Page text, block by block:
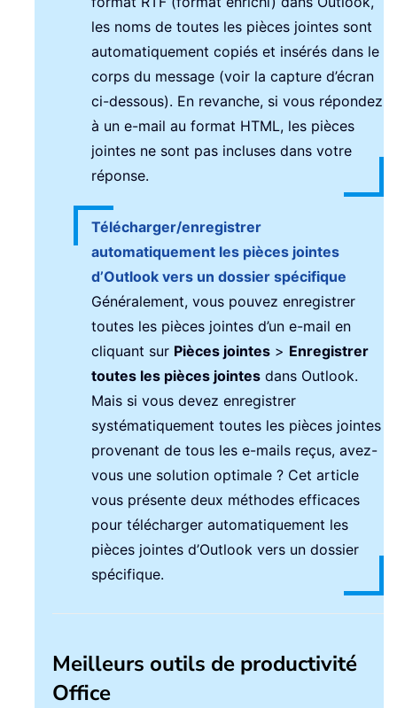
les noms de toutes les pièces jointes sont
automatiquement copiés et insérés dans le
corps du message (voir la capture d’écran
ci-dessous). En revanche, si vous répondez
à un e-mail au format HTML, les pièces
jointes ne sont pas incluses dans votre
réponse.
Télécharger/enregistrer
automatiquement les pièces jointes
d’Outlook vers un dossier spécifique
Généralement, vous pouvez enregistrer
toutes les pièces jointes d’un e-mail en
cliquant sur Pièces jointes > Enregistrer
toutes les pièces jointes dans Outlook.
Mais si vous devez enregistrer
systématiquement toutes les pièces jointes
provenant de tous les e-mails reçus, avez-
vous une solution optimale ? Cet article
vous présente deux méthodes efficaces
pour télécharger automatiquement les
pièces jointes d’Outlook vers un dossier
spécifique.
Meilleurs outils de productivité
Office